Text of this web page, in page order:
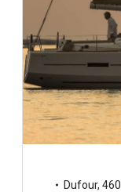
Dufour, 460